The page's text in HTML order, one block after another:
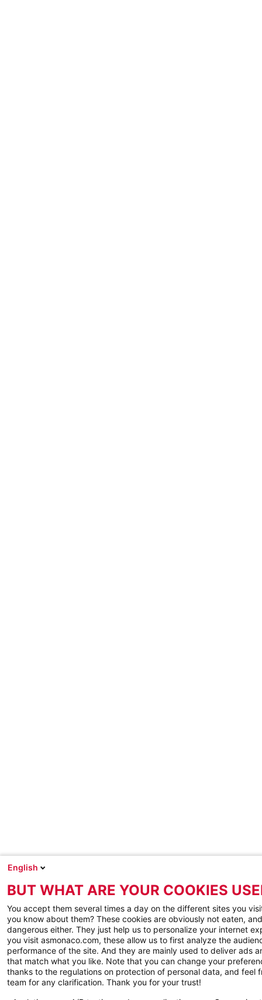
English
BUT WHAT ARE YOUR COOKIES
You accept them several times a day on the different sites you
you know about them? These cookies are obviously not eaten,
dangerous either. They just help us to personalize your internet
you visit asmonaco.com, these allow us to first analyze the
performance of the site. And they are mainly used to deliver ads
that match what you like. Note that you can change your
thanks to the regulations on protection of personal data, and feel
team for any clarification. Thank you for your trust!